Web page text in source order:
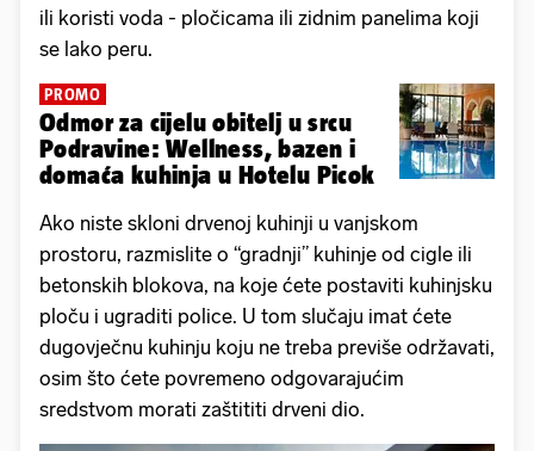
ili koristi voda - pločicama ili zidnim panelima koji
se lako peru.
PROMO
Odmor za cijelu obitelj u srcu
Podravine: Wellness, bazen i
domaća kuhinja u Hotelu Picok
Ako niste skloni drvenoj kuhinji u vanjskom
prostoru, razmislite o “gradnji” kuhinje od cigle ili
betonskih blokova, na koje ćete postaviti kuhinjsku
ploču i ugraditi police. U tom slučaju imat ćete
dugovječnu kuhinju koju ne treba previše održavati,
osim što ćete povremeno odgovarajućim
sredstvom morati zaštititi drveni dio.